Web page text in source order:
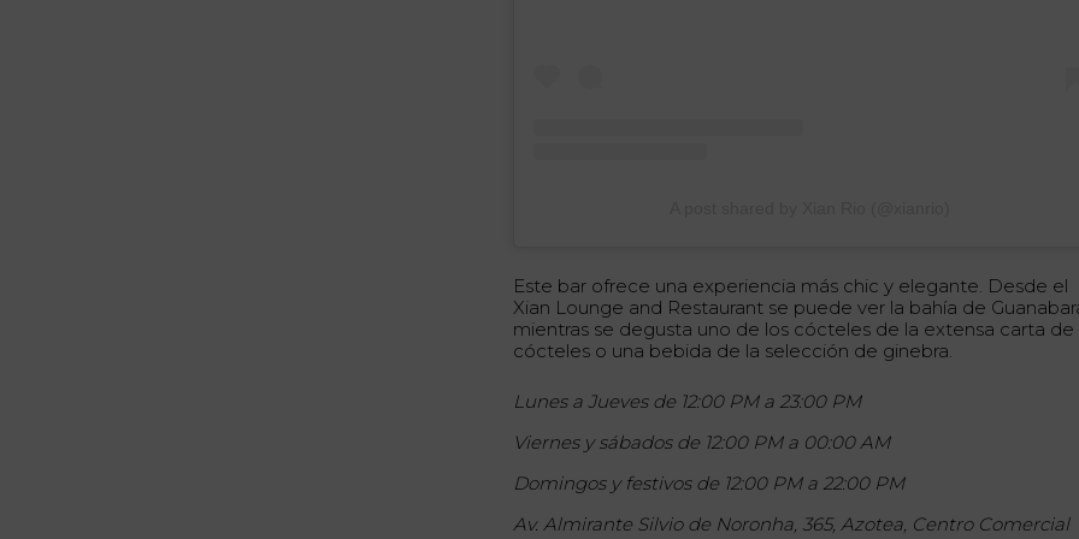
Este bar ofrece una experiencia más chic y elegante. Desde el
Xian Lounge and Restaurant se puede ver la bahía de
mientras se degusta uno de los cócteles de la extensa carta de
cócteles o una bebida de la selección de ginebra.
Lunes a Jueves de 12:00 PM a 23:00 PM
Viernes y sábados de 12:00 PM a 00:00 AM
Domingos y festivos de 12:00 PM a 22:00 PM
Av. Almirante Silvio de Noronha, 365, Azotea, Centro Comercial